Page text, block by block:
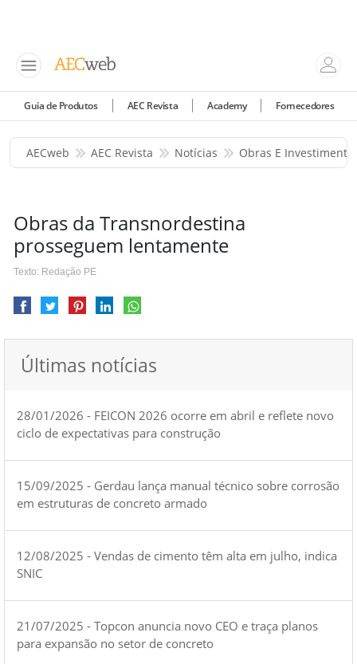
Guia de Produtos AEC Revista Academy Fornecedores
AECweb AEC Revista Notícias Obras E
Obras da Transnordestina
prosseguem lentamente
Texto: Redação PE
Últimas notícias
28/01/2026 - FEICON 2026 ocorre em abril e reflete novo
ciclo de expectativas para construção
15/09/2025 - Gerdau lança manual técnico sobre corrosão
em estruturas de concreto armado
12/08/2025 - Vendas de cimento têm alta em julho, indica
SNIC
21/07/2025 - Topcon anuncia novo CEO e traça planos
para expansão no setor de concreto